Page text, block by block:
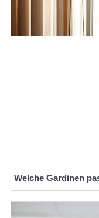
Welche Gardinen